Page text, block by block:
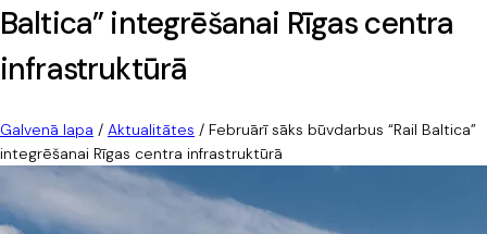
Baltica” integrēšanai Rīgas centra
infrastruktūrā
Galvenā lapa / Aktualitātes / Februārī sāks būvdarbus “Rail Baltica”
integrēšanai Rīgas centra infrastruktūrā